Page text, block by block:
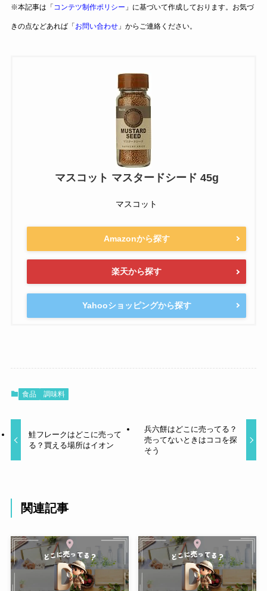
※本記事は「 コンテツ制作ポリシー 」に基づいて作成しております。お気づ
きの点などあれば「お問い合わせ」からご連絡ください。
マスコット マスタードシード 45g
マスコット
Amazonから探す
楽天から探す
Yahooショッピングから探す
食品 調味料
鮭フレークはどこに売って
る？買える場所はイオン
兵六餅はどこに売ってる？
売ってないときはココを探
そう
関連記事